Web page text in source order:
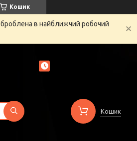
Кошик
в найближчий робочий
Кошик